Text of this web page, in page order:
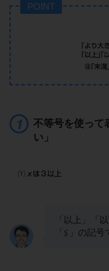
POINT
不等号を使っ
い」
「以上」「
「≦」の記号